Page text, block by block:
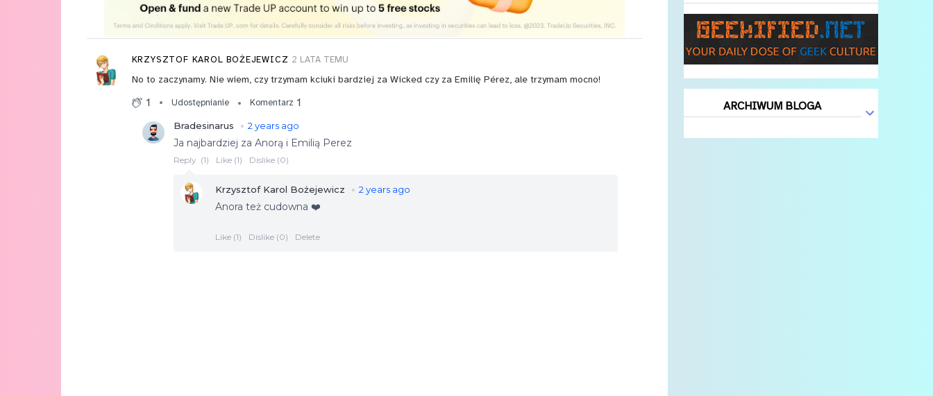
2 LATA TEMU
KRZYSZTOF KAROL BOŻEJEWICZ
No to zaczynamy. Nie wiem, czy trzymam kciuki bardziej za Wicked czy za Emilię Pérez, ale trzymam mocno!
1 Udostępnianie Komentarz 1 ARCHIWUM BLOGA